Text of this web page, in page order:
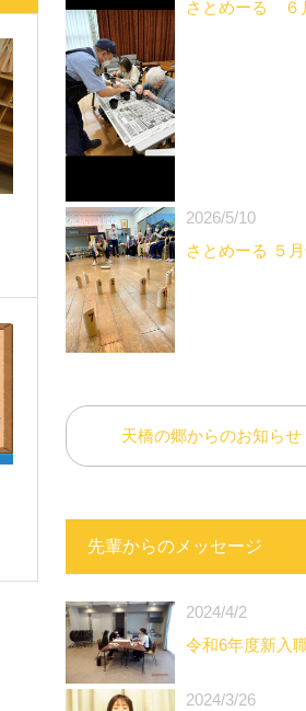
さとめーる ６
2026/5/10
さとめーる ５
天橋の郷からのお知らせ
先輩からのメッセージ
2024/4/2
令和6年度新入
2024/3/26